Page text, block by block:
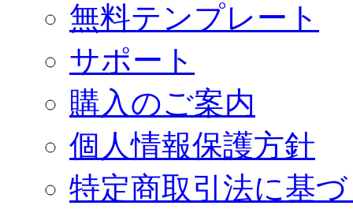
無料テンプレート
サポート
購入のご案内
個人情報保護方針
特定商取引法に基